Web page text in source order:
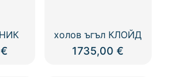
€
холов ъгъл КЛОЙД
1735,00€